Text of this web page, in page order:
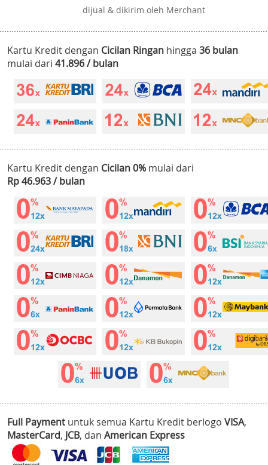
dijual & dikirim oleh Merchant
Kartu Kredit dengan Cicilan Ringan hingga 36 bulan
mulai dari 41.896 / bulan
Kartu Kredit dengan Cicilan 0% mulai dari
Rp 46.963 / bulan
Full Payment untuk semua Kartu Kredit berlogo VISA,
MasterCard, JCB, dan American Express